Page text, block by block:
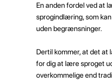
En anden fordel ved at
sprogindlæring, som
uden begrænsninger.
Dertil kommer, at det
for dig at lære sproget
overkommelige end